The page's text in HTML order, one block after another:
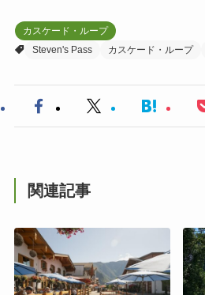
カスケード・ループ
Steven's Pass
カスケード・ループ
関連記事